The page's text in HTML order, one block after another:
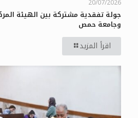
20/07/2026
جولة تفقدية مشتركة بين الهيئة
وجامعة حمص
اقرأ المزيد